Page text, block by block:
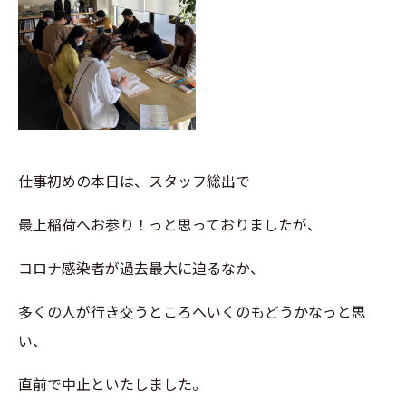
仕事初めの本日は、スタッフ総出で
最上稲荷へお参り！っと思っておりましたが、
コロナ感染者が過去最大に迫るなか、
多くの人が行き交うところへいくのもどうかなっと思
い、
直前で中止といたしました。